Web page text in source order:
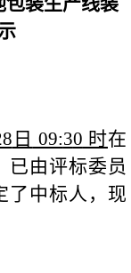
日 09:30 时在
已由评标委员
了中标人，现